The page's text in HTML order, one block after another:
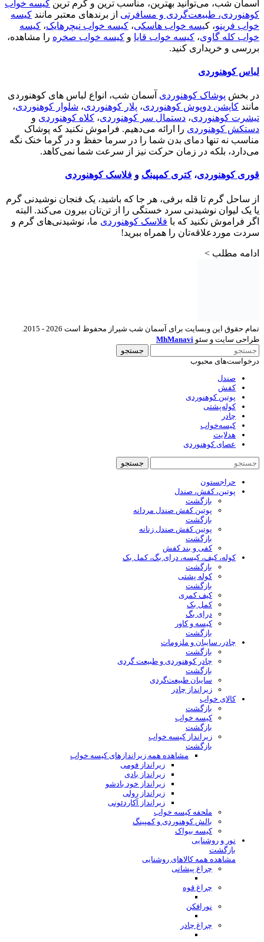
آسمان شب، می‌توانید بهترین، مناسب ترین و گرم ترین کیسه خواب
کوهنوردی، طبیعت‌گردی و مسافرتی از برندهای معتبر مانند کیسه
خواب فرینو، کیسه خواب هاسکی، کیسه خواب نیچرهایک، کیسه
خواب کله گاوی، کیسه خواب قایا و کیسه خواب صخره را مشاهده،
بررسی و خریداری کنید.
لباس کوهنوردی
در بخش پوشاک کوهنوردی آسمان شب، انواع لباس های کوهنوردی
مانند کاپشن دوپوش کوهنوردی، پلار کوهنوردی، شلوار کوهنوردی،
تیشرت کوهنوردی، دستمال سر کوهنوردی، کلاه کوهنوردی و
دستکش کوهنوردی را ارائه می‌دهیم. فراموش نکنید که پوشاک
مناسب نه تنها دمای بدن شما را در سرما حفظ و در گرما خنک نگه
می‌دارد، بلکه در زمان حرکت نیز از سرعت شما نمی‌کاهد.
قوری کوهنوردی، کتری کمپینگ و فلاسک کوهنوردی
از ساحل گرم تا قله برفی، هر جا که باشید، یک فنجان نوشیدنی گرم
یا یک لیوان نوشیدنی سرد خستگی را از تن‌تان بیرون می‌کند. البته
اگر فراموش نکنید که با فلاسک کوهنوردی ما، نوشیدنی‌های گرم و
سردت موردعلاقه‌تان را همراه ببرید!
ادامه مطلب >
طراحی سایت و سئو MhManavi
جستجو
درخواست‌های محبوب
صندل
کفش
پوتین کوهنوردی
کوله‌پشتی
چادر
کیسه‌خواب
هدلایت
عصای کوهنوردی
جستجو
حراجستون
پوتین، کفش، صندل
بازگشت
پوتین کفش صندل مردانه
بازگشت
پوتین کفش صندل زنانه
بازگشت
کفی و بند کفش
کوله، کیف، کیسه، درای بگ، کمل بک
بازگشت
کوله پشتی
بازگشت
کیف کمری
کمل بک
درای بگ
کیسه و کاور
بازگشت
چادر، سایبان و ملزومات
بازگشت
چادر کوهنوردی و طبیعت گردی
بازگشت
سایبان طبیعت‌گردی
زیرانداز چادر
کالای خواب
بازگشت
کیسه خواب
بازگشت
زیرانداز کیسه خواب
بازگشت
مشاهده همه زیراندازهای کیسه خواب
زیرانداز فومی
زیرانداز بادی
زیرانداز خود بادشو
زیرانداز رولی
زیرانداز آکاردئونی
ملحفه کیسه خواب
بالش کوهنوردی و کمپینگ
کیسه بیواک
نور و روشنایی
بازگشت
مشاهده همه کالاهای روشنایی
چراغ پیشانی
چراغ قوه
نورافکن
چراغ چادر